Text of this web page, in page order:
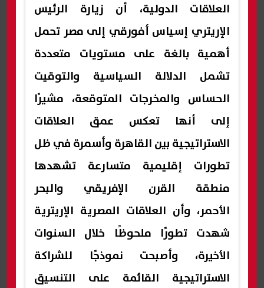
العلاقات الدولية، أن زيارة الرئيس
الإريتري إسياس أفورقي إلى مصر تحمل
أهمية بالغة على مستويات متعددة
تشمل الدلالة السياسية والتوقيت
الحساس والمخرجات المتوقعة، مشيرًا
إلى أنها تعكس عمق العلاقات
الاستراتيجية بين القاهرة وأسمرة في ظل
تطورات إقليمية متسارعة تشهدها
منطقة القرن الإفريقي والبحر
الأحمر، وأن العلاقات المصرية الإريترية
شهدت تطورًا ملحوظًا خلال السنوات
الأخيرة، وأصبحت نموذجًا للشراكة
الاستراتيجية القائمة على التنسيق